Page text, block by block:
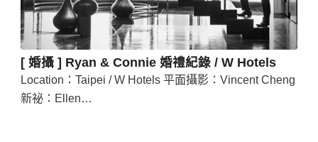
[ 婚攝 ] Ryan & Connie 婚禮紀錄 / W Hotels
Location：Taipei / W Hotels 平面攝影：Vincent Cheng
新祕：Ellen…